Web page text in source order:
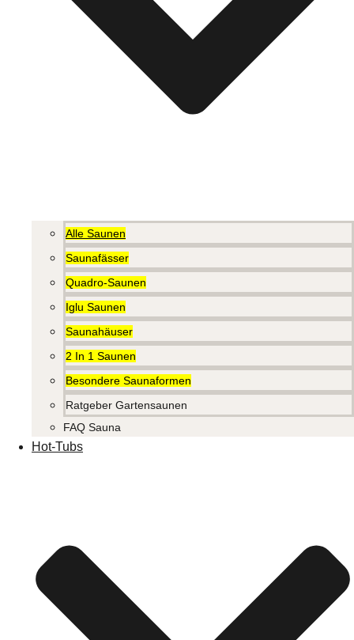
Alle Saunen
Saunafässer
Quadro-Saunen
Iglu Saunen
Saunahäuser
2 In 1 Saunen
Besondere Saunaformen
Ratgeber Gartensaunen
FAQ Sauna
Hot-Tubs